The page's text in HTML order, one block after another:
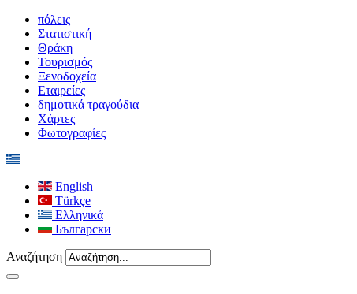
πόλεις
Στατιστική
Θράκη
Τουρισμός
Ξενοδοχεία
Εταιρείες
δημοτικά τραγούδια
Χάρτες
Φωτογραφίες
English
Türkçe
Ελληνικά
Български
Αναζήτηση